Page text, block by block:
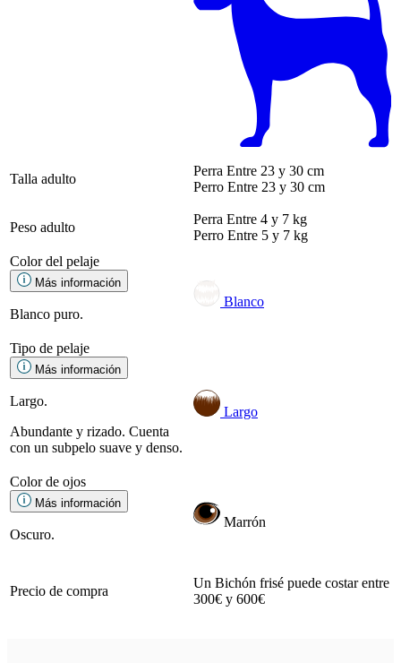
Talla adulto
Perra Entre 23 y 30 cm
Perro Entre 23 y 30 cm
Peso adulto
Perra Entre 4 y 7 kg
Perro Entre 5 y 7 kg
Color del pelaje
Más información
Blanco puro.
Blanco
Tipo de pelaje
Más información
Largo.
Abundante y rizado. Cuenta
con un subpelo suave y denso.
Largo
Color de ojos
Más información
Oscuro.
Marrón
Precio de compra
Un Bichón frisé puede costar entre
300€ y 600€